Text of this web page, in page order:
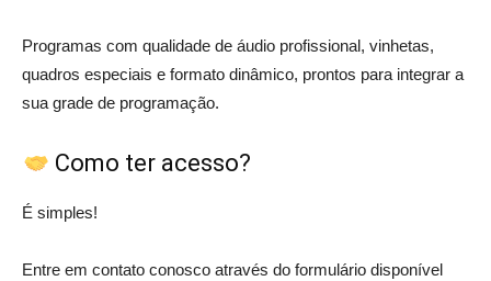
Programas com qualidade de áudio profissional, vinhetas,
quadros especiais e formato dinâmico, prontos para integrar a
sua grade de programação.
Como ter acesso?
É simples!
Entre em contato conosco através do formulário disponível